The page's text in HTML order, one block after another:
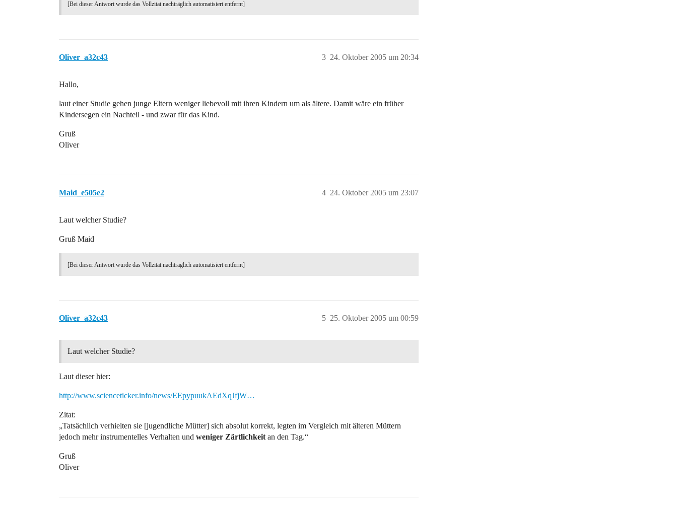
[Bei dieser Antwort wurde das Vollzitat nachträglich automatisiert entfernt]
Oliver_a32c43 24. Oktober 2005 um 20:34
3
Hallo,
laut einer Studie gehen junge Eltern weniger liebevoll mit ihren Kindern um als ältere. Damit wäre ein früher
Kindersegen ein Nachteil - und zwar für das Kind.
Gruß
Oliver
Maid_e505e2 24. Oktober 2005 um 23:07
4
Laut welcher Studie?
Gruß Maid
[Bei dieser Antwort wurde das Vollzitat nachträglich automatisiert entfernt]
Oliver_a32c43 25. Oktober 2005 um 00:59
5
Laut welcher Studie?
Laut dieser hier:
http://www.scienceticker.info/news/EEpypuukAEdXqJfjW…
Zitat:
„Tatsächlich verhielten sie [jugendliche Mütter] sich absolut korrekt, legten im Vergleich mit älteren Müttern
jedoch mehr instrumentelles Verhalten und weniger Zärtlichkeit an den Tag.“
Gruß
Oliver